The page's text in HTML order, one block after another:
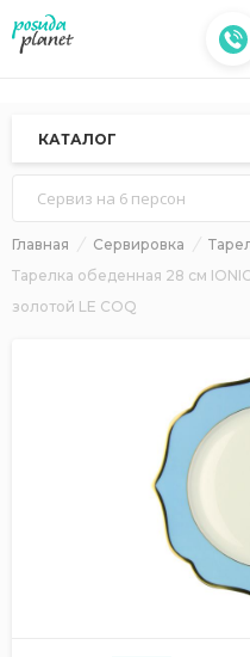
КАТАЛОГ
Сервиз на 6 персон
Главная Сервировка
Тарелка обеденная 28 см
золотой LE COQ